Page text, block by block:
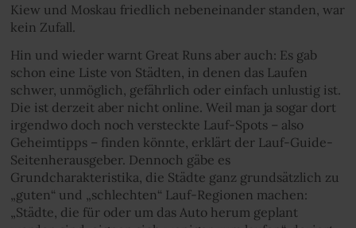
Kiew und Moskau friedlich nebeneinander standen, war
kein Zufall.
Hin und wieder warnt Great Runs aber auch: Es gab
schon eine Liste von Städten, in denen das Laufen
schwer, unmöglich, gefährlich oder einfach unlustig ist.
Die ist derzeit aber nicht online. Weil man ja sogar dort
irgendwo doch noch versteckte Lauf-Spots – also
Geheimtipps – finden könnte, erklärt der Lauf-Guide-
Seitenherausgeber. Dennoch gäbe es
Grundcharakteristika, die Städte ganz grundsätzlich zu
„guten“ und „schlechten“ Lauf-Regionen machen:
„Städte, die für oder um das Auto herum geplant